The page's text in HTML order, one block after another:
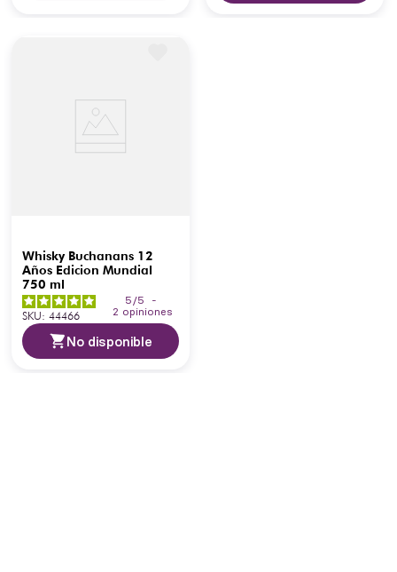
Whisky Buchanans 12
Años Edicion Mundial
750 ml
5 /5
-
2 opiniones
SKU: 44466
No disponible